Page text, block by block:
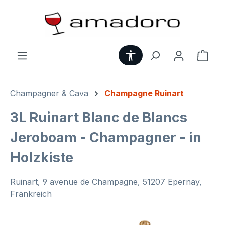
Zum Hauptinhalt springen
Werkzeugleiste
Champagner & Cava Champagne Ruinart
3L Ruinart Blanc de Blancs
Jeroboam - Champagner - in
Holzkiste
Ruinart, 9 avenue de Champagne, 51207 Epernay,
Frankreich